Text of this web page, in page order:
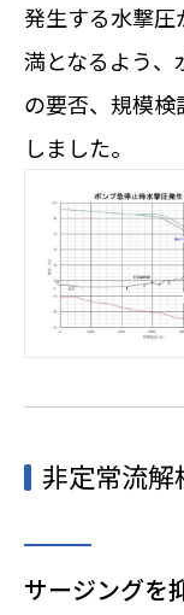
発生する水撃
満となるよう、
の要否、規模
しました。
非定常流解
サージングを